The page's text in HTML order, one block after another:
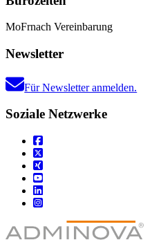
MoFrnach Vereinbarung
Newsletter
Für Newsletter anmelden.
Soziale Netzwerke